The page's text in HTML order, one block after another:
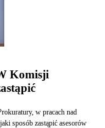
Komisji
w pracach nad
sposób zastąpić asesorów